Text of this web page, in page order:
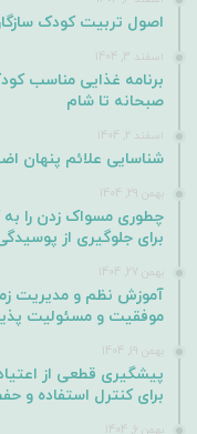
اصول تربیت کودک
اسفند 3, 1404
برنامه غذایی مناسب
صبحانه تا شام
اسفند 2, 1404
شناسایی علائم پنهان
بهمن 29, 1404
برای جلوگیری از
بهمن 27, 1404
آموزش نظم و مدیریت
موفقیت و مسئولیت
بهمن 19, 1404
پیشگیری قطعی از
برای کنترل استفاده و
بهمن 6, 1404